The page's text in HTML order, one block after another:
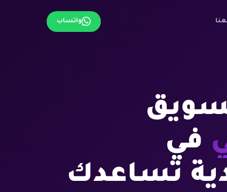
واتساب
في
تساعدك